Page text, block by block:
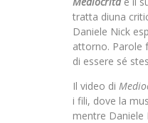
tratta diuna
Daniele Nick
attorno. Parole
di essere sé
Il video di
i fili, dove la
mentre Daniele